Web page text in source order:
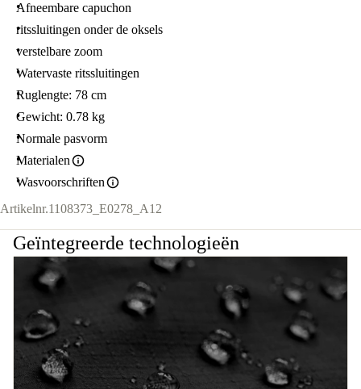
Afneembare capuchon
ritssluitingen onder de oksels
verstelbare zoom
Watervaste ritssluitingen
Ruglengte: 78 cm
Gewicht: 0.78 kg
Normale pasvorm
Materialen
Wasvoorschriften
Artikelnr.1108373_E0278_A12
Geïntegreerde technologieën